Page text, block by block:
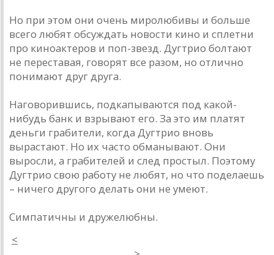
Но при этом они очень миролюбивы и больше
всего любят обсуждать новости кино и сплетни
про киноактеров и поп-звезд. Дугтрио болтают
не переставая, говорят все разом, но отлично
понимают друг друга.
Наговорившись, подкапываются под какой-
нибудь банк и взрывают его. За это им платят
деньги грабители, когда Дугтрио вновь
вырастают. Но их часто обманывают. Они
выросли, а грабителей и след простыл. Поэтому
Дугтрио свою работу не любят, но что поделаешь
– ничего другого делать они не умеют.
Симпатичны и дружелюбны.
<